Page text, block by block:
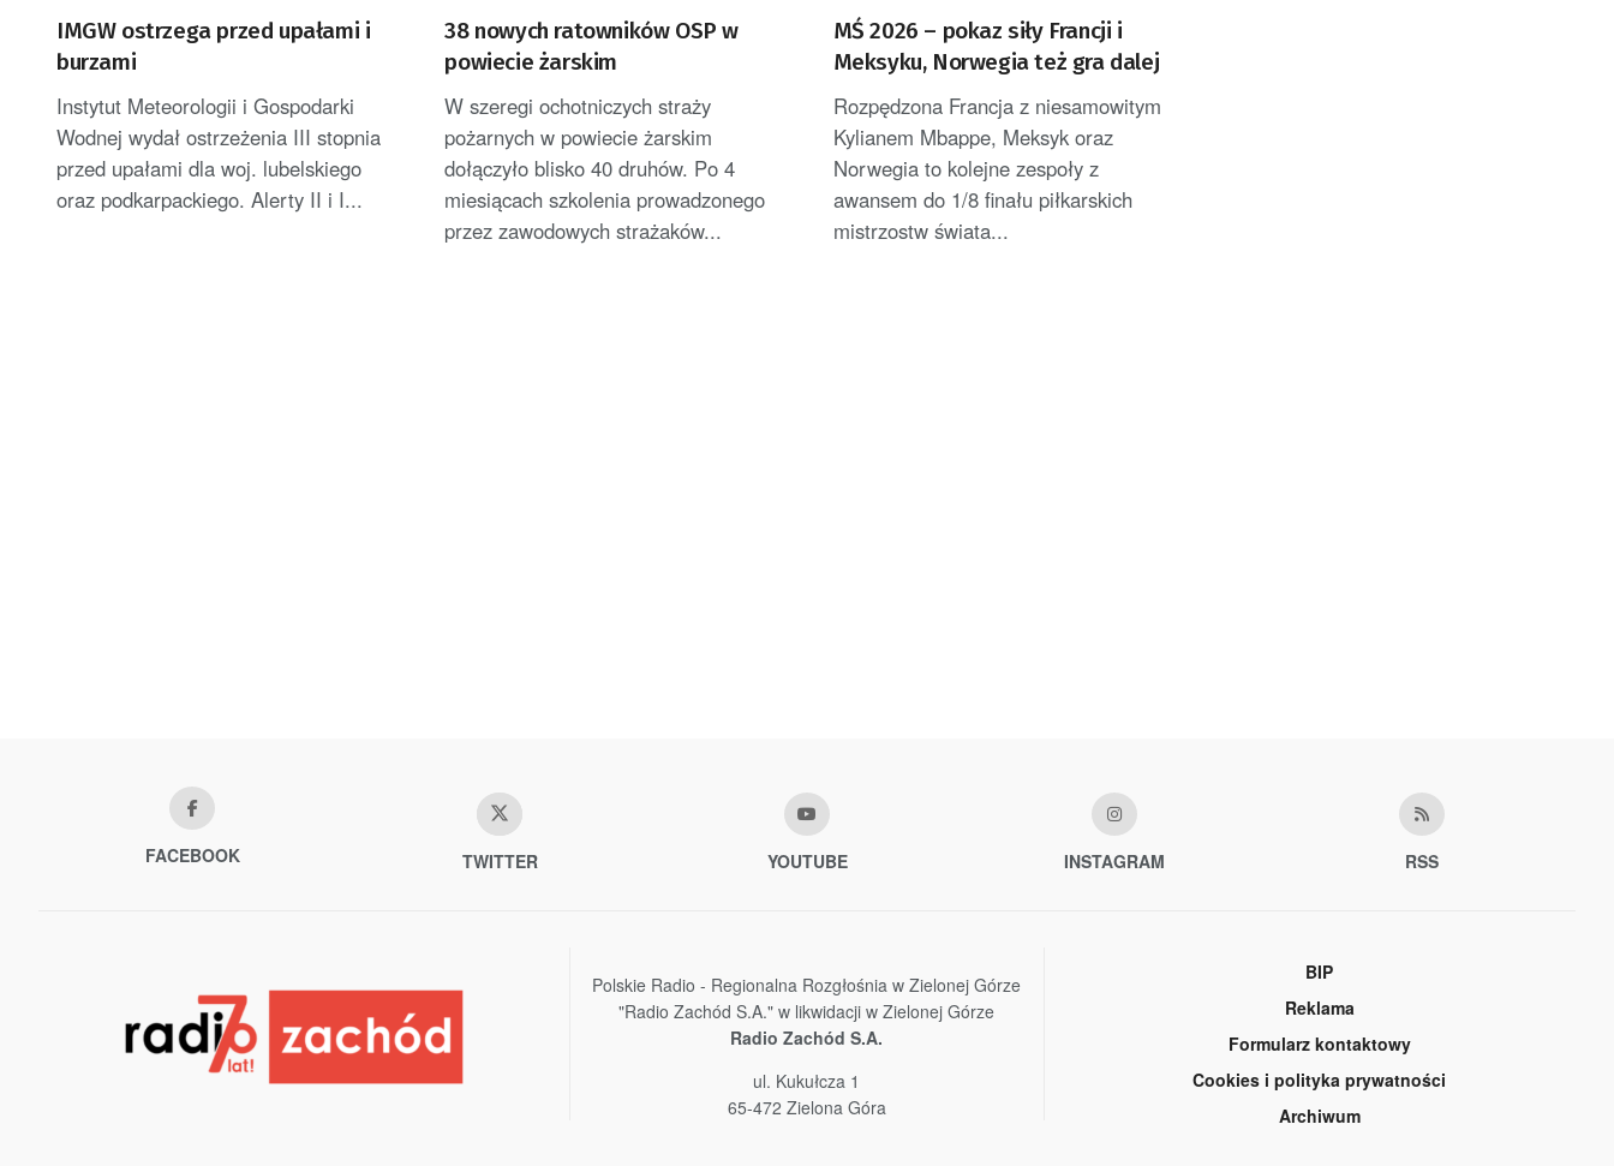
IMGW ostrzega przed upałami i
burzami
Instytut Meteorologii i Gospodarki
Wodnej wydał ostrzeżenia III stopnia
przed upałami dla woj. lubelskiego
oraz podkarpackiego. Alerty II i I...
38 nowych ratowników OSP w
powiecie żarskim
W szeregi ochotniczych straży
pożarnych w powiecie żarskim
dołączyło blisko 40 druhów. Po 4
miesiącach szkolenia prowadzonego
przez zawodowych strażaków...
MŚ 2026 – pokaz siły Francji i
Meksyku, Norwegia też gra dalej
Rozpędzona Francja z niesamowitym
Kylianem Mbappe, Meksyk oraz
Norwegia to kolejne zespoły z
awansem do 1/8 finału piłkarskich
mistrzostw świata...
FACEBOOK TWITTER YOUTUBE INSTAGRAM RSS
Polskie Radio - Regionalna Rozgłośnia w Zielonej Górze
"Radio Zachód S.A." w likwidacji w Zielonej Górze
Radio Zachód S.A.
ul. Kukułcza 1
65-472 Zielona Góra
BIP
Reklama
Formularz kontaktowy
Cookies i polityka prywatności
Archiwum